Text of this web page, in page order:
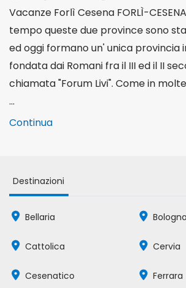
Vacanze Forlì Cesena FORLÌ-
tempo queste due province sono
ed oggi formano un' unica provincia
fondata dai Romani fra il III ed il II
chiamata "Forum Livi". Come in
...
Continua
Destinazioni
Bellaria Bologna
Cattolica Cervia
Cesenatico Ferrara